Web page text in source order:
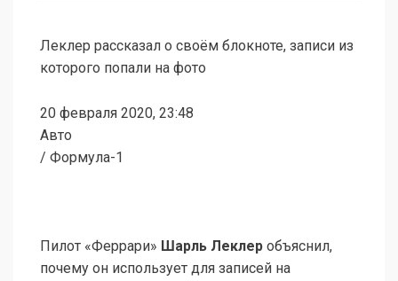
Леклер рассказал о своём блокноте, записи из
которого попали на фото
20 февраля 2020, 23:48
Авто
/ Формула-1
Пилот «Феррари» Шарль Леклер объяснил,
почему он использует для записей на